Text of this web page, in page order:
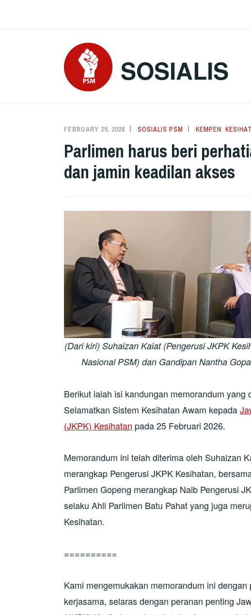
SOSIALIS
FEBRUARY 25, 2026 SOSIALIS PSM KEMPEN
Parlimen harus beri
dan jamin keadilan akses
(Dari kiri) Suhaizan Kaiat (Pengerusi JKPK
Nasional PSM) dan Gandipan Nantha
Berikut ialah isi kandungan memorandum
Selamatkan Sistem Kesihatan Awam kepada
(JKPK) Kesihatan pada 25 Februari 2026.
Memorandum ini telah diterima oleh Suhaizan
merangkap Pengerusi JKPK Kesihatan,
Parlimen Gopeng merangkap Naib Pengerusi
selaku Ahli Parlimen Batu Pahat yang juga
Kesihatan.
==========
Kami mengemukakan memorandum ini
kerjasama, selaras dengan peranan penting